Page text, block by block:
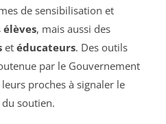
de sensibilisation et
élèves, mais aussi des
et éducateurs. Des outils
par le Gouvernement
proches à signaler le
soutien.